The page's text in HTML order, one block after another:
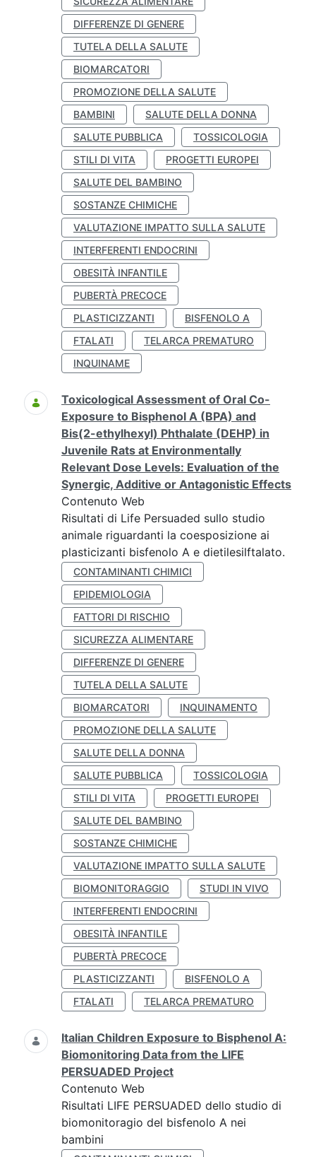
DIFFERENZE DI GENERE
TUTELA DELLA SALUTE
BIOMARCATORI
PROMOZIONE DELLA SALUTE
BAMBINI
SALUTE DELLA DONNA
SALUTE PUBBLICA
TOSSICOLOGIA
STILI DI VITA
PROGETTI EUROPEI
SALUTE DEL BAMBINO
SOSTANZE CHIMICHE
VALUTAZIONE IMPATTO SULLA SALUTE
INTERFERENTI ENDOCRINI
OBESITÀ INFANTILE
PUBERTÀ PRECOCE
PLASTICIZZANTI
BISFENOLO A
FTALATI
TELARCA PREMATURO
INQUINAME
Toxicological Assessment of Oral Co-
Exposure to Bisphenol A (BPA) and
Bis(2-ethylhexyl) Phthalate (DEHP) in
Juvenile Rats at Environmentally
Relevant Dose Levels: Evaluation of the
Synergic, Additive or Antagonistic Effects
Contenuto Web
Risultati di Life Persuaded sullo studio
animale riguardanti la coesposizione ai
plasticizanti bisfenolo A e dietilesilftalato.
CONTAMINANTI CHIMICI
EPIDEMIOLOGIA
FATTORI DI RISCHIO
SICUREZZA ALIMENTARE
DIFFERENZE DI GENERE
TUTELA DELLA SALUTE
BIOMARCATORI
INQUINAMENTO
PROMOZIONE DELLA SALUTE
SALUTE DELLA DONNA
SALUTE PUBBLICA
TOSSICOLOGIA
STILI DI VITA
PROGETTI EUROPEI
SALUTE DEL BAMBINO
SOSTANZE CHIMICHE
VALUTAZIONE IMPATTO SULLA SALUTE
BIOMONITORAGGIO
STUDI IN VIVO
INTERFERENTI ENDOCRINI
OBESITÀ INFANTILE
PUBERTÀ PRECOCE
PLASTICIZZANTI
BISFENOLO A
FTALATI
TELARCA PREMATURO
Italian Children Exposure to Bisphenol A:
Biomonitoring Data from the LIFE
PERSUADED Project
Contenuto Web
Risultati LIFE PERSUADED dello studio di
biomonitoragio del bisfenolo A nei
bambini